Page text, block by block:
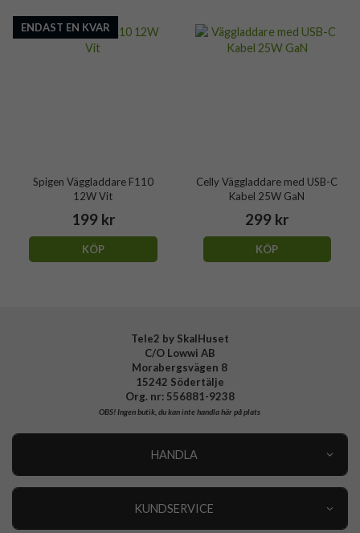
ENDAST EN KVAR
Spigen Väggladdare F110
12W Vit
199 kr
KÖP
Celly Väggladdare med USB-C
Kabel 25W GaN
299 kr
KÖP
Tele2 by SkalHuset
C/O Lowwi AB
Morabergsvägen 8
15242 Södertälje
Org. nr: 556881-9238
OBS!Ingen butik, du kan inte handla här på plats
HANDLA
KUNDSERVICE